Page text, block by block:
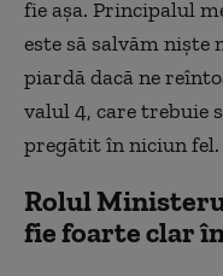
fie așa. Principalul
este să salvăm niște
piardă dacă ne
valul 4, care trebuie
pregătit în niciun fel.
Rolul
fie foarte clar